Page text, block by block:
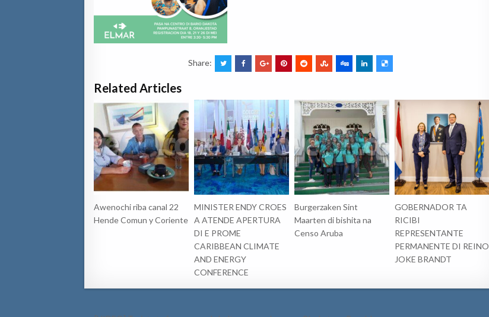
Share:
Related Articles
Awenochi riba canal 22
Hende Comun y Coriente
MINISTER ENDY CROES
A ATENDE APERTURA
DI E PROME
CARIBBEAN CLIMATE
AND ENERGY
CONFERENCE
Burgerzaken Sint
Maarten di bishita na
Censo Aruba
GOBERNADOR TA
RICIBI
REPRESENTANTE
PERMANENTE DI REINO
JOKE BRANDT